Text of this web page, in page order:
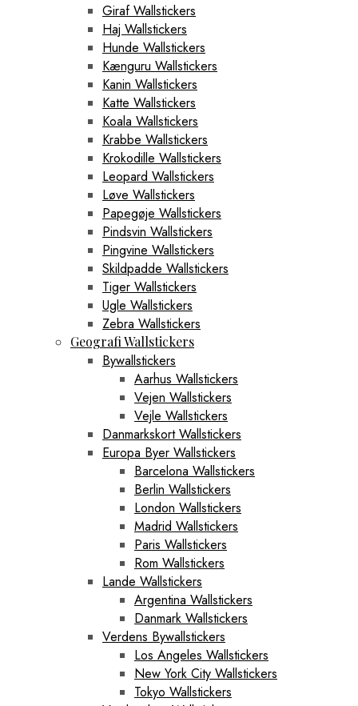
Giraf Wallstickers
Haj Wallstickers
Hunde Wallstickers
Kænguru Wallstickers
Kanin Wallstickers
Katte Wallstickers
Koala Wallstickers
Krabbe Wallstickers
Krokodille Wallstickers
Leopard Wallstickers
Løve Wallstickers
Papegøje Wallstickers
Pindsvin Wallstickers
Pingvine Wallstickers
Skildpadde Wallstickers
Tiger Wallstickers
Ugle Wallstickers
Zebra Wallstickers
Geografi Wallstickers
Bywallstickers
Aarhus Wallstickers
Vejen Wallstickers
Vejle Wallstickers
Danmarkskort Wallstickers
Europa Byer Wallstickers
Barcelona Wallstickers
Berlin Wallstickers
London Wallstickers
Madrid Wallstickers
Paris Wallstickers
Rom Wallstickers
Lande Wallstickers
Argentina Wallstickers
Danmark Wallstickers
Verdens Bywallstickers
Los Angeles Wallstickers
New York City Wallstickers
Tokyo Wallstickers